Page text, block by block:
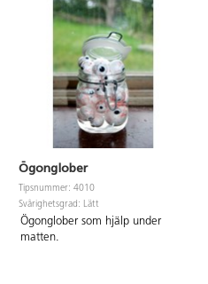
Ögonglober
Tipsnummer: 4010
Svårighetsgrad: Lätt
Ögonglober som hjälp under
matten.